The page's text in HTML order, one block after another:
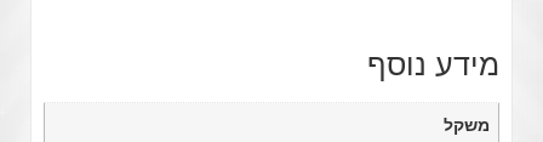
מידע נוסף
משקל